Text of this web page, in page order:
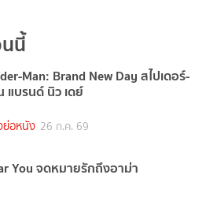
นี้
Man: Brand New Day สไปเดอร์-
แบรนด์ นิว เดย์
ย่อหนัง 26 ก.ค. 69
You จดหมายรักถึงอาม่า